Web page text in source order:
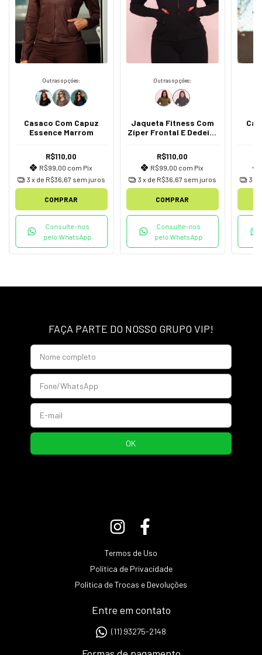
Outras opções:
Casaco Com Capuz
Essence Marrom
R$110,00
R$99,00 com Pix
3 x de R$36,67 sem juros
COMPRAR
Consulte-nos
pelo WhatsApp
Outras opções:
Jaqueta Fitness Com
Zíper Frontal E Dedeira
R$110,00
R$99,00 com Pix
3 x de R$36,67 sem juros
COMPRAR
Consulte-nos
pelo WhatsApp
3
FAÇA PARTE DO NOSSO GRUPO VIP!
Termos de Uso
Política de Privacidade
Política de Trocas e Devoluções
Entre em contato
(11) 93275-2148